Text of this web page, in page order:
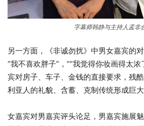
字幕师韩静与主持人孟非
另一方面，《非诚勿扰》中男女嘉宾的
“我不喜欢胖子”，““我觉得你妆画得太
宾对房子、车子、金钱的直接要求，残
利亚人的礼貌、含蓄、克制传统形成巨大
女嘉宾对男嘉宾评头论足，男嘉宾施展